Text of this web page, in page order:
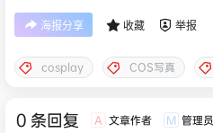
海报分享 收藏 举报
cosplay COS写真
0 条回复 A 文章作者 M 管理员